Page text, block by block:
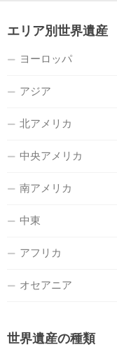
エリア別世界遺産
ヨーロッパ
アジア
北アメリカ
中央アメリカ
南アメリカ
中東
アフリカ
オセアニア
世界遺産の種類